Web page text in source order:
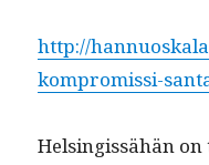
http://
kompromissi-
Helsingis­sähän